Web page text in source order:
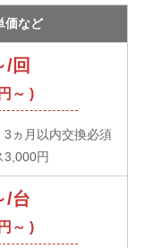
価など
/回
～ )
3ヵ月以内交換必須
3,000円
/台
～ )